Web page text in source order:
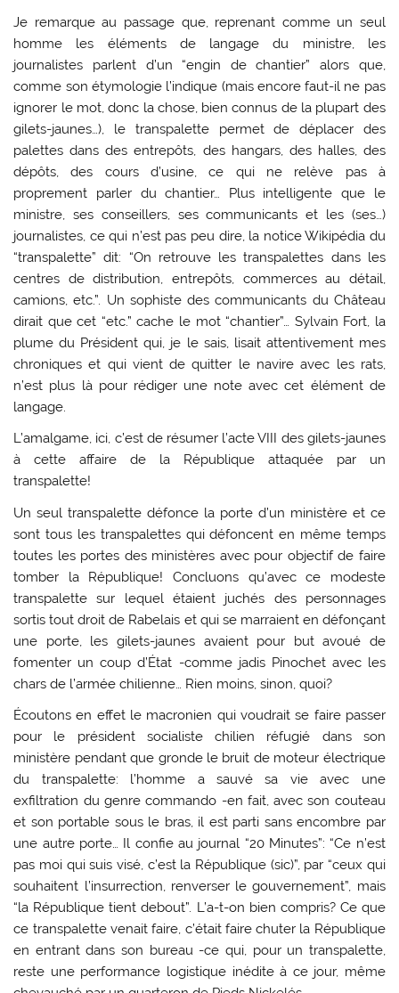
Je remarque au passage que, reprenant comme un seul
homme les éléments de langage du ministre, les
journalistes parlent d’un “engin de chantier” alors que,
comme son étymologie l’indique (mais encore faut-il ne pas
ignorer le mot, donc la chose, bien connus de la plupart des
gilets-jaunes…), le transpalette permet de déplacer des
palettes dans des entrepôts, des hangars, des halles, des
dépôts, des cours d’usine, ce qui ne relève pas à
proprement parler du chantier… Plus intelligente que le
ministre, ses conseillers, ses communicants et les (ses…)
journalistes, ce qui n’est pas peu dire, la notice Wikipédia du
“transpalette” dit: “On retrouve les transpalettes dans les
centres de distribution, entrepôts, commerces au détail,
camions, etc.”. Un sophiste des communicants du Château
dirait que cet “etc.” cache le mot “chantier”… Sylvain Fort, la
plume du Président qui, je le sais, lisait attentivement mes
chroniques et qui vient de quitter le navire avec les rats,
n’est plus là pour rédiger une note avec cet élément de
langage.
L’amalgame, ici, c’est de résumer l’acte VIII des gilets-jaunes
à cette affaire de la République attaquée par un
transpalette!
Un seul transpalette défonce la porte d’un ministère et ce
sont tous les transpalettes qui défoncent en même temps
toutes les portes des ministères avec pour objectif de faire
tomber la République! Concluons qu’avec ce modeste
transpalette sur lequel étaient juchés des personnages
sortis tout droit de Rabelais et qui se marraient en défonçant
une porte, les gilets-jaunes avaient pour but avoué de
fomenter un coup d’État -comme jadis Pinochet avec les
chars de l’armée chilienne… Rien moins, sinon, quoi?
Écoutons en effet le macronien qui voudrait se faire passer
pour le président socialiste chilien réfugié dans son
ministère pendant que gronde le bruit de moteur électrique
du transpalette: l’homme a sauvé sa vie avec une
exfiltration du genre commando -en fait, avec son couteau
et son portable sous le bras, il est parti sans encombre par
une autre porte… Il confie au journal “20 Minutes”: “Ce n’est
pas moi qui suis visé, c’est la République (sic)”, par “ceux qui
souhaitent l’insurrection, renverser le gouvernement”, mais
“la République tient debout”. L’a-t-on bien compris? Ce que
ce transpalette venait faire, c’était faire chuter la République
en entrant dans son bureau -ce qui, pour un transpalette,
reste une performance logistique inédite à ce jour, même